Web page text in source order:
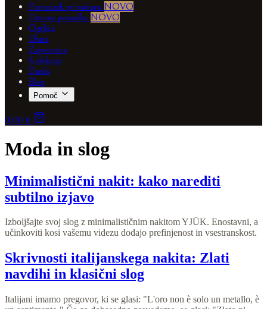
Pomočnik pri nakupu NOVO
Dnevne ponudbe NOVO
Ogrlice
Uhani
Zapestnice
Kolekcije
Darila
Blog
Pomoč
0,00 €
Moda in slog
Minimalistični nakit: kako narediti
subtilno izjavo
Izboljšajte svoj slog z minimalističnim nakitom YJÜK. Enostavni, a
učinkoviti kosi vašemu videzu dodajo prefinjenost in vsestranskost.
Skrivnosti italijanskega nakita: Zlati
navdihi in klasični slog
Italijani imamo pregovor, ki se glasi: "L'oro non è solo un metallo, è